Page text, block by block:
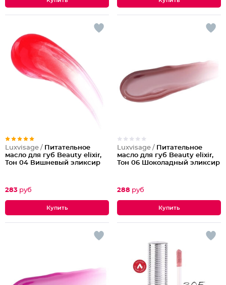
Luxvisage / Питательное
масло для губ Beauty elixir,
Тон 04 Вишневый эликсир
283 руб
Luxvisage / Питательное
масло для губ Beauty elixir,
Тон 06 Шоколадный эликсир
288 руб